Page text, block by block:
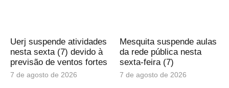
Uerj suspende atividades
nesta sexta (7) devido à
previsão de ventos fortes
7 de agosto de 2026
Mesquita suspende aulas
da rede pública nesta
sexta-feira (7)
7 de agosto de 2026